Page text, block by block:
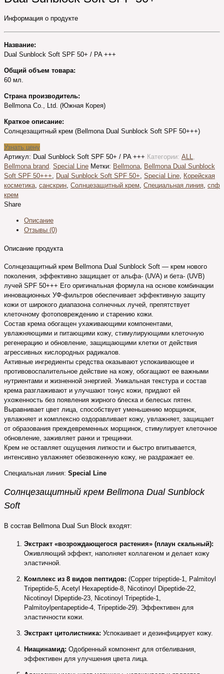
Информация о продукте
Название:
Dual Sunblock Soft SPF 50+ / PA +++
Общий объем товара:
60 мл.
Страна производитель:
Bellmona Co., Ltd. (Южная Корея)
Краткое описание:
Солнцезащитный крем (Bellmona Dual Sunblock Soft SPF 50+++)
Узнать цену
Артикул: Dual Sunblock Soft SPF 50+ / PA +++ Категории: ALL,
Bellmona brand, Special Line Метки: Bellmona, Bellmona Dual Sunblock
Soft SPF 50+++, Dual Sunblock Soft SPF 50+, Special Line, Корейская
косметика, санскрин, Солнцезащитный крем, Специальная линия, спф
крем
Share
Описание
Отзывы (0)
Описание продукта
Солнцезащитный крем Bellmona Dual Sunblock Soft — крем нового
поколения, эффективно защищает от альфа- (UVA) и бета- (UVB)
лучей SPF 50+++ Его оригинальная формула на основе комбинации
инновационных УФ-фильтров обеспечивает эффективную защиту
кожи от широкого диапазона солнечных лучей, препятствует
клеточному фотоповреждению и старению кожи.
Состав крема обогащен ухаживающими компонентами,
увлажняющими и питающими кожу, стимулирующими клеточную
регенерацию и обновление, защищающими клетки от действия
агрессивных кислородных радикалов.
Активные ингредиенты средства оказывают успокаивающее и
противовоспалительное действие на кожу, обогащают ее важными
нутриентами и жизненной энергией. Уникальная текстура и состав
крема разглаживают и улучшают тонус кожи, придают ей
ухоженность без появления жирного блеска и белесых пятен.
Выравнивает цвет лица, способствует уменьшению морщинок,
увлажняет и комплексно оздоравливает кожу, увлажняет, защищает
от образования преждевременных морщинок, стимулирует клеточное
обновление, заживляет ранки и трещинки.
Крем не оставляет ощущения липкости и быстро впитывается,
интенсивно увлажняет обезвоженную кожу, не раздражает ее.
Специальная линия: Special Line
Солнцезащитный крем Bellmona Dual Sunblock
Soft
В состав Bellmona Dual Sun Block входят:
Экстракт «возрождающегося растения» (плаун скальный):
Оживляющий эффект, наполняет коллагеном и делает кожу
эластичной.
Комплекс из 8 видов пептидов: (Сopper tripeptide-1, Palmitoyl
Tripeptide-5, Acetyl Hexapeptide-8, Nicotinoyl Dipeptide-22,
Nicotinoyl Dipeptide-23, Nicotinoyl Tripeptide-1,
Palmitoylpentapeptide-4, Tripeptide-29). Эффективен для
эластичности кожи.
Экстракт цитолистника: Успокаивает и дезинфицирует кожу.
Ниацинамид: Одобренный компонент для отбеливания,
эффективен для улучшения цвета лица.